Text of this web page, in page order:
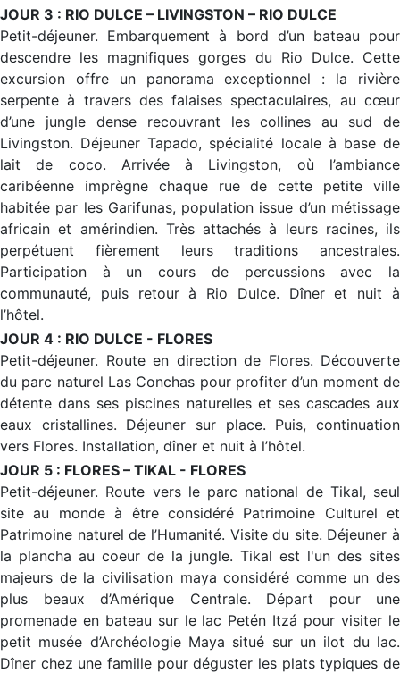
JOUR 3 : RIO DULCE – LIVINGSTON – RIO DULCE
Petit-déjeuner. Embarquement à bord d’un bateau pour
descendre les magnifiques gorges du Rio Dulce. Cette
excursion offre un panorama exceptionnel : la rivière
serpente à travers des falaises spectaculaires, au cœur
d’une jungle dense recouvrant les collines au sud de
Livingston. Déjeuner Tapado, spécialité locale à base de
lait de coco. Arrivée à Livingston, où l’ambiance
caribéenne imprègne chaque rue de cette petite ville
habitée par les Garifunas, population issue d’un métissage
africain et amérindien. Très attachés à leurs racines, ils
perpétuent fièrement leurs traditions ancestrales.
Participation à un cours de percussions avec la
communauté, puis retour à Rio Dulce. Dîner et nuit à
l’hôtel.
JOUR 4 : RIO DULCE - FLORES
Petit-déjeuner. Route en direction de Flores. Découverte
du parc naturel Las Conchas pour profiter d’un moment de
détente dans ses piscines naturelles et ses cascades aux
eaux cristallines. Déjeuner sur place. Puis, continuation
vers Flores. Installation, dîner et nuit à l’hôtel.
JOUR 5 : FLORES – TIKAL - FLORES
Petit-déjeuner. Route vers le parc national de Tikal, seul
site au monde à être considéré Patrimoine Culturel et
Patrimoine naturel de l’Humanité. Visite du site. Déjeuner à
la plancha au coeur de la jungle. Tikal est l'un des sites
majeurs de la civilisation maya considéré comme un des
plus beaux d’Amérique Centrale. Départ pour une
promenade en bateau sur le lac Petén Itzá pour visiter le
petit musée d’Archéologie Maya situé sur un ilot du lac.
Dîner chez une famille pour déguster les plats typiques de